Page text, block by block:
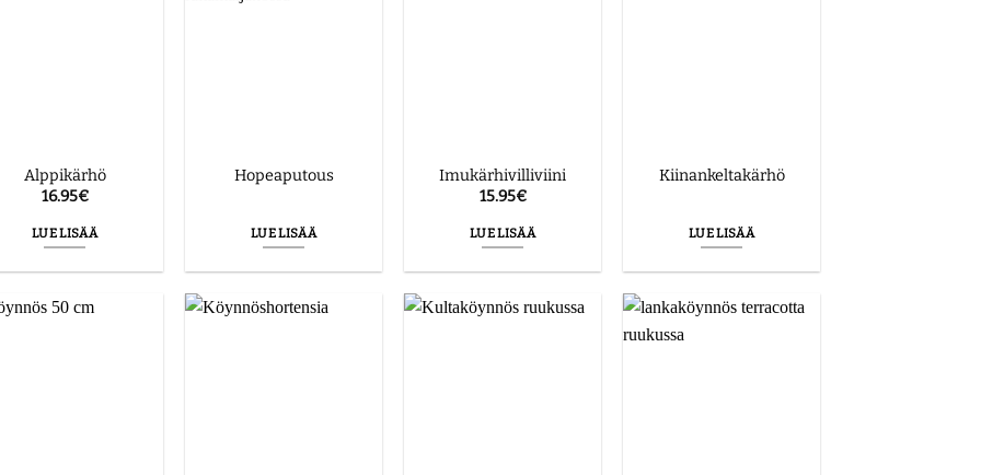
Alppikärhö
16.95€
LUE LISÄÄ
Hopeaputous
LUE LISÄÄ
Imukärhivilliviini
15.95€
LUE LISÄÄ
Kiinankeltakärhö
LUE LISÄÄ